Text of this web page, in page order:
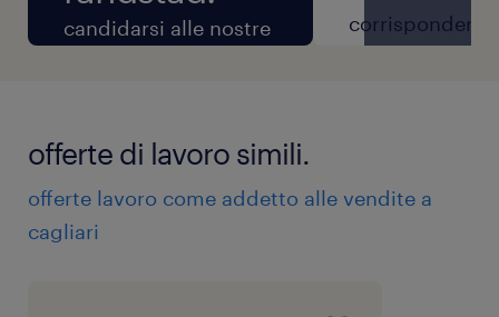
candidarsi alle nostre
candidatura, la
verificheremo per
capire se è in linea
informazioni e
offerte di lavoro simili.
offerte lavoro come addetto alle vendite a
cagliari